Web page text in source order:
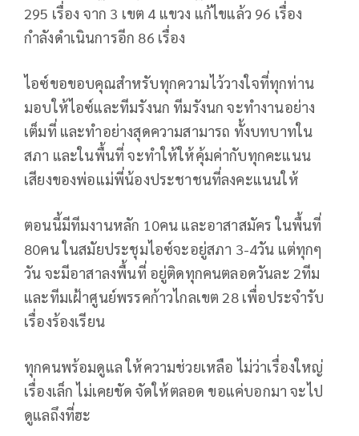
295 เรื่อง จาก 3 เขต 4 แขวง แก้ไขแล้ว 96 เรื่อง
กำลังดำเนินการอีก 86 เรื่อง
ไอซ์ขอขอบคุณสำหรับทุกความไว้วางใจที่ทุกท่าน
มอบให้ไอซ์และทีมรังนก ทีมรังนก จะทำงานอย่าง
เต็มที่ และทำอย่างสุดความสามารถ ทั้งบทบาทใน
สภา และในพื้นที่ จะทำให้ให้คุ้มค่ากับทุกคะแนน
เสียงของพ่อแม่พี่น้องประชาชนที่ลงคะแนนให้
ตอนนี้มีทีมงานหลัก 10คน และอาสาสมัคร ในพื้นที่
80คน ในสมัยประชุมไอซ์จะอยู่สภา 3-4วัน แต่ทุกๆ
วัน จะมีอาสาลงพื้นที่ อยู่ติดทุกคนตลอดวันละ 2ทีม
และทีมเฝ้าศูนย์พรรคก้าวไกลเขต 28 เพื่อประจำรับ
เรื่องร้องเรียน
ทุกคนพร้อมดูแล ให้ความช่วยเหลือ ไม่ว่าเรื่องใหญ่
เรื่องเล็ก ไม่เคยขัด จัดให้ตลอด ขอแค่บอกมา จะไป
ดูแลถึงที่ฮะ